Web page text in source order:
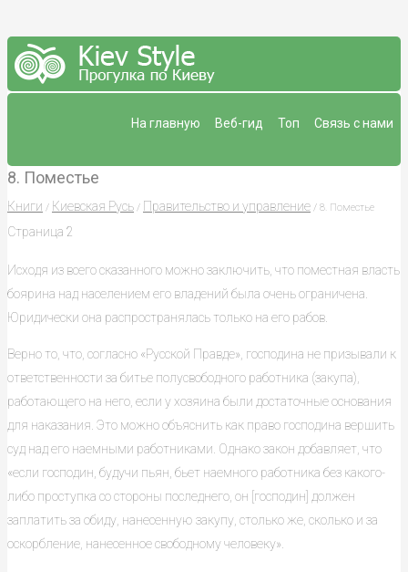
Связь с нами
Топ
Веб-гид
На главную
8. Поместье
Книги / Киевская Русь / Правительство и управление / 8. Поместье
Страница 2
Исходя из всего сказанного можно заключить, что поместная власть
боярина над населением его владений была очень ограничена.
Юридически она распространялась только на его рабов.
Верно то, что, согласно «Русской Правде», господина не призывали к
ответственности за битье полусвободного работника (закупа),
работающего на него, если у хозяина были достаточные основания
для наказания. Это можно объяснить как право господина вершить
суд над его наемными работниками. Однако закон добавляет, что
«если господин, будучи пьян, бьет наемного работника без какого-
либо проступка со стороны последнего, он [господин] должен
заплатить за обиду, нанесенную закупу, столько же, сколько и за
оскорбление, нанесенное свободному человеку».